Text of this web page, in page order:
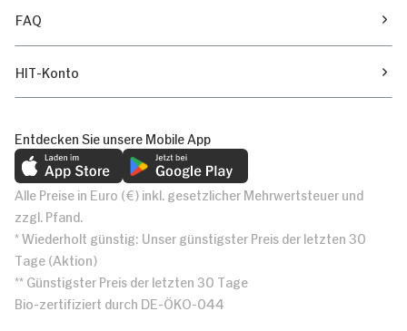
FAQ
HIT-Konto
Entdecken Sie unsere Mobile App
Alle Preise in Euro (€) inkl. gesetzlicher Mehrwertsteuer und
zzgl. Pfand.
* Wiederholt günstig: Unser günstigster Preis der letzten 30
Tage (Aktion)
** Günstigster Preis der letzten 30 Tage
Bio-zertifiziert durch DE-ÖKO-044